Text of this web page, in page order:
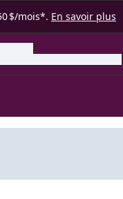
$/mois*. En savoir plus